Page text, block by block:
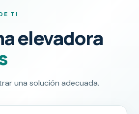
TI
elevadora
una solución adecuada.